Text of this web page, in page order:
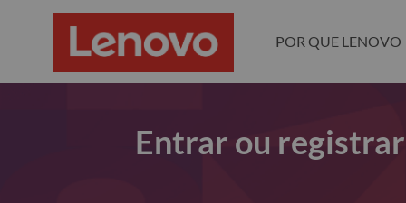
POR QUE LENOVO
Entrar ou